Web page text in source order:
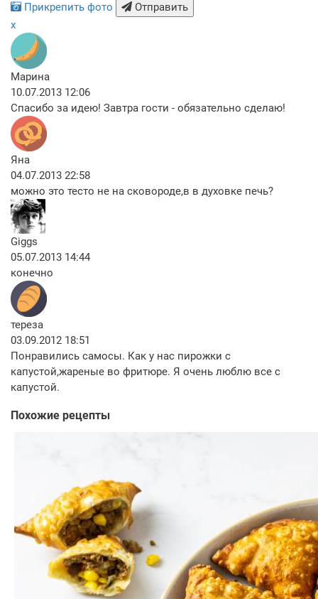
Прикрепить фото
Отправить
x
Марина
10.07.2013 12:06
Спасибо за идею! Завтра гости - обязательно сделаю!
Яна
04.07.2013 22:58
можно это тесто не на сковороде,в в духовке печь?
Giggs
05.07.2013 14:44
конечно
тереза
03.09.2012 18:51
Понравились самосы. Как у нас пирожки с
капустой,жареные во фритюре. Я очень люблю все с
капустой.
Похожие рецепты